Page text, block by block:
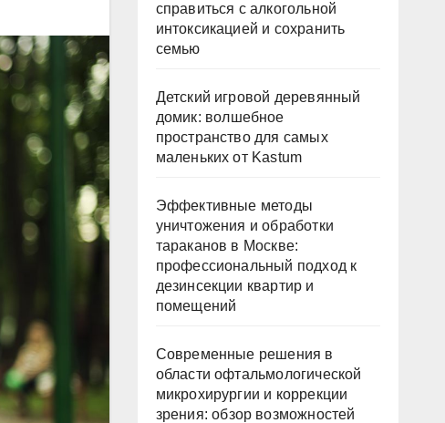
справиться с алкогольной
интоксикацией и сохранить
семью
Детский игровой деревянный
домик: волшебное
пространство для самых
маленьких от Kastum
Эффективные методы
уничтожения и обработки
тараканов в Москве:
профессиональный подход к
дезинсекции квартир и
помещений
Современные решения в
области офтальмологической
микрохирургии и коррекции
зрения: обзор возможностей